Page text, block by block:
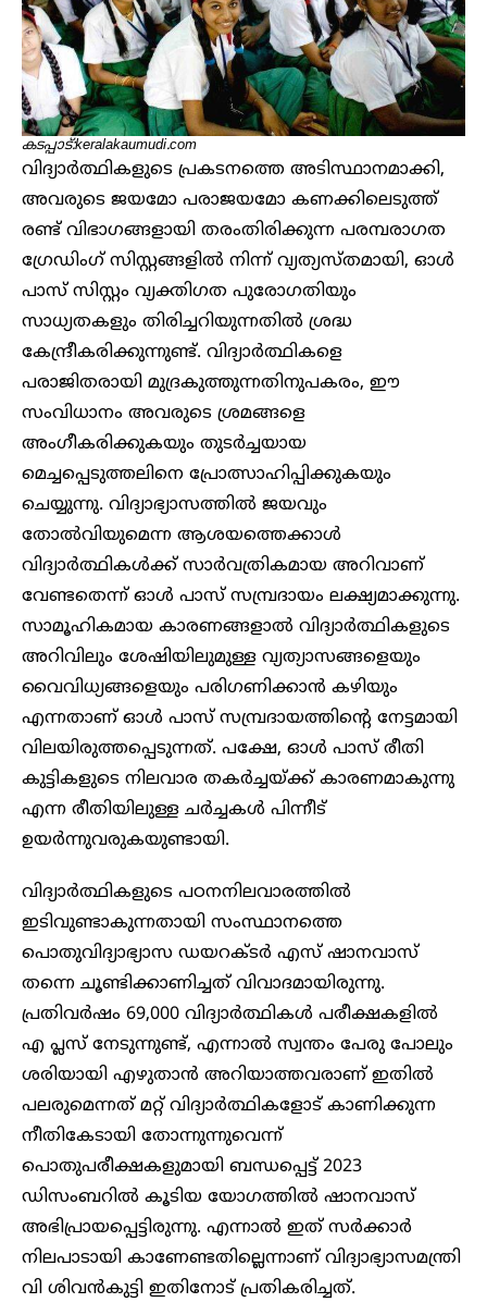
കടപ്പാട്:keralakaumudi.com
വിദ്യാർത്ഥികളുടെ പ്രകടനത്തെ അടിസ്ഥാനമാക്കി,
അവരുടെ ജയമോ പരാജയമോ കണക്കിലെടുത്ത്
രണ്ട് വിഭാഗങ്ങളായി തരംതിരിക്കുന്ന പരമ്പരാഗത
ഗ്രേഡിംഗ് സിസ്റ്റങ്ങളിൽ നിന്ന് വ്യത്യസ്തമായി, ഓൾ
പാസ് സിസ്റ്റം വ്യക്തിഗത പുരോഗതിയും
സാധ്യതകളും തിരിച്ചറിയുന്നതിൽ ശ്രദ്ധ
കേന്ദ്രീകരിക്കുന്നുണ്ട്. വിദ്യാർത്ഥികളെ
പരാജിതരായി മുദ്രകുത്തുന്നതിനുപകരം, ഈ
സംവിധാനം അവരുടെ ശ്രമങ്ങളെ
അംഗീകരിക്കുകയും തുടർച്ചയായ
മെച്ചപ്പെടുത്തലിനെ പ്രോത്സാഹിപ്പിക്കുകയും
ചെയ്യുന്നു. വിദ്യാഭ്യാസത്തിൽ ജയവും
തോൽവിയുമെന്ന ആശയത്തെക്കാൾ
വിദ്യാർത്ഥികൾക്ക് സാ‌ർവത്രികമായ അറിവാണ്
വേണ്ടതെന്ന് ഓൾ പാസ് സമ്പ്രദായം ലക്ഷ്യമാക്കുന്നു.
സാമൂഹികമായ കാരണങ്ങളാൽ വിദ്യാർത്ഥികളുടെ
അറിവിലും ശേഷിയിലുമുള്ള വ്യത്യാസങ്ങളെയും
വൈവിധ്യങ്ങളെയും പരിഗണിക്കാൻ കഴിയും
എന്നതാണ് ഓൾ പാസ് സമ്പ്രദായത്തിന്റെ നേട്ടമായി
വിലയിരുത്തപ്പെടുന്നത്. പക്ഷേ, ഓൾ പാസ് രീതി
കുട്ടികളുടെ നിലവാര തകർച്ചയ്ക്ക് കാരണമാകുന്നു
എന്ന രീതിയിലുള്ള ചർച്ചകൾ പിന്നീട്
ഉയർന്നുവരുകയുണ്ടായി.
വിദ്യാർത്ഥികളുടെ പഠനനിലവാരത്തിൽ
ഇടിവുണ്ടാകുന്നതായി സംസ്ഥാനത്തെ
പൊതുവിദ്യാഭ്യാസ ഡയറക്ടർ എസ് ഷാനവാസ്
തന്നെ ചൂണ്ടിക്കാണിച്ചത് വിവാദമായിരുന്നു.
പ്രതിവർഷം 69,000 വിദ്യാർത്ഥികൾ പരീക്ഷകളിൽ
എ പ്ലസ് നേടുന്നുണ്ട്, എന്നാൽ സ്വന്തം പേരു പോലും
ശരിയായി എഴുതാൻ അറിയാത്തവരാണ് ഇതിൽ
പലരുമെന്നത് മറ്റ് വിദ്യാർത്ഥികളോട് കാണിക്കുന്ന
നീതികേടായി തോന്നുന്നുവെന്ന്
പൊതുപരീക്ഷകളുമായി ബന്ധപ്പെട്ട് 2023
ഡിസംബറിൽ കൂടിയ യോഗത്തിൽ ഷാനവാസ്
അഭിപ്രായപ്പെട്ടിരുന്നു. എന്നാൽ ഇത് സർക്കാർ
നിലപാടായി കാണേണ്ടതില്ലെന്നാണ് വിദ്യാഭ്യാസമന്ത്രി
വി ശിവൻകുട്ടി ഇതിനോട് പ്രതികരിച്ചത്.